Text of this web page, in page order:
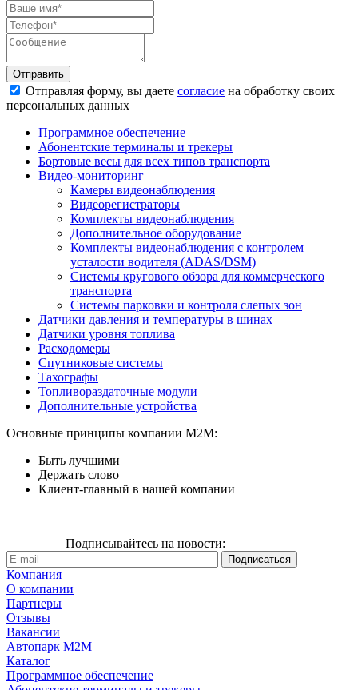
Отправить
Отправляя форму, вы даете согласие на обработку своих
персональных данных
Программное обеспечение
Абонентские терминалы и трекеры
Бортовые весы для всех типов транспорта
Видео-мониторинг
Камеры видеонаблюдения
Видеорегистраторы
Комплекты видеонаблюдения
Дополнительное оборудование
Комплекты видеонаблюдения с контролем
усталости водителя (ADAS/DSM)
Системы кругового обзора для коммерческого
транспорта
Системы парковки и контроля слепых зон
Датчики давления и температуры в шинах
Датчики уровня топлива
Расходомеры
Спутниковые системы
Тахографы
Топливораздаточные модули
Дополнительные устройства
Основные принципы компании М2М:
Быть лучшими
Держать слово
Клиент-главный в нашей компании
Подписывайтесь на новости:
Компания
О компании
Партнеры
Отзывы
Вакансии
Автопарк М2М
Каталог
Программное обеспечение